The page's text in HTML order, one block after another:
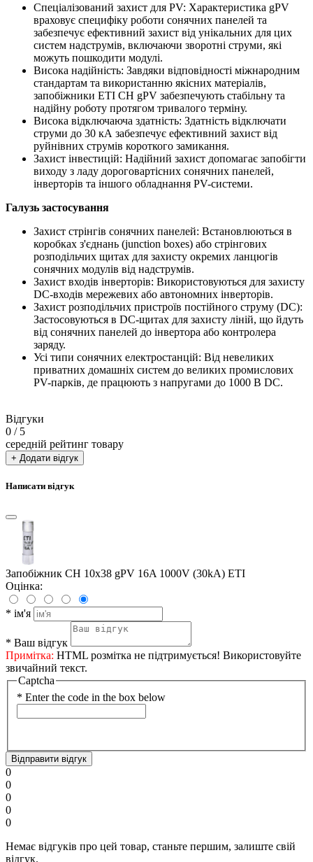
Спеціалізований захист для PV: Характеристика gPV
враховує специфіку роботи сонячних панелей та
забезпечує ефективний захист від унікальних для цих
систем надструмів, включаючи зворотні струми, які
можуть пошкодити модулі.
Висока надійність: Завдяки відповідності міжнародним
стандартам та використанню якісних матеріалів,
запобіжники ETI CH gPV забезпечують стабільну та
надійну роботу протягом тривалого терміну.
Висока відключаюча здатність: Здатність відключати
струми до 30 кА забезпечує ефективний захист від
руйнівних струмів короткого замикання.
Захист інвестицій: Надійний захист допомагає запобігти
виходу з ладу дороговартісних сонячних панелей,
інверторів та іншого обладнання PV-системи.
Галузь застосування
Захист стрінгів сонячних панелей: Встановлюються в
коробках з'єднань (junction boxes) або стрінгових
розподільчих щитах для захисту окремих ланцюгів
сонячних модулів від надструмів.
Захист входів інверторів: Використовуються для захисту
DC-входів мережевих або автономних інверторів.
Захист розподільчих пристроїв постійного струму (DC):
Застосовуються в DC-щитах для захисту ліній, що йдуть
від сонячних панелей до інвертора або контролера
заряду.
Усі типи сонячних електростанцій: Від невеликих
приватних домашніх систем до великих промислових
PV-парків, де працюють з напругами до 1000 В DC.
Відгуки
0 / 5
середній рейтинг товару
+ Додати відгук
Написати відгук
Запобіжник CH 10x38 gPV 16A 1000V (30kA) ETI
Оцінка:
* ім'я
* Ваш відгук
Примітка: HTML розмітка не підтримується! Використовуйте
звичайний текст.
Captcha
* Enter the code in the box below
Відправити відгук
0
0
0
0
0
Немає відгуків про цей товар, станьте першим, залиште свій
відгук.